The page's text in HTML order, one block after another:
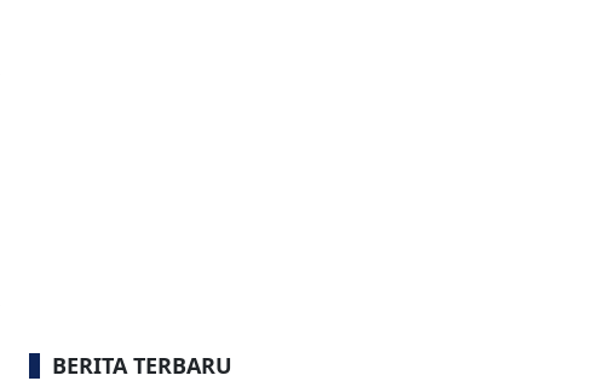
BERITA TERBARU